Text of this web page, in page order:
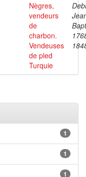
Nègres,
vendeurs
de
charbon.
Vendeuses
de pled
Turquie
1
1
1